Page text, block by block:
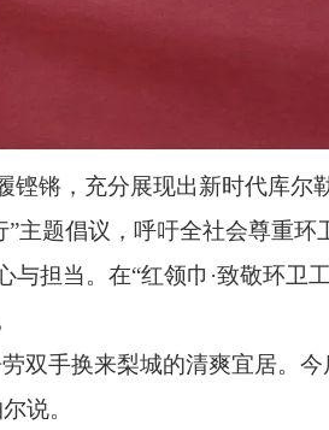
锵，充分展现出新时代库尔
主题倡议，呼吁全社会尊重
担当。在“红领巾·致敬环卫
双手换来梨城的清爽宜居。
说。